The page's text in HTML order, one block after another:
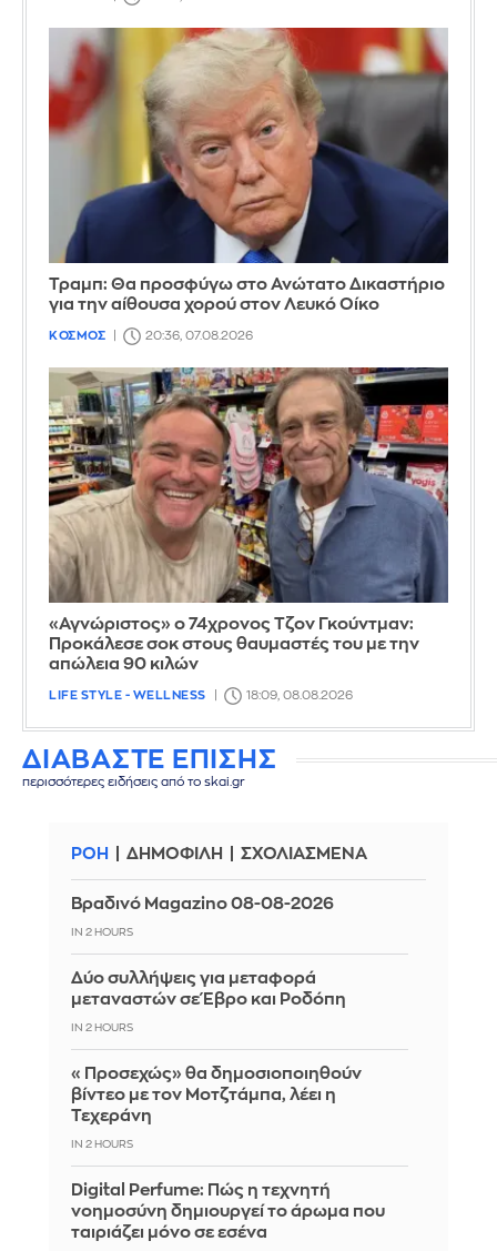
Τραμπ: Θα προσφύγω στο Ανώτατο Δικαστήριο
για την αίθουσα χορού στον Λευκό Οίκο
ΚΟΣΜΟΣ 20:36, 07.08.2026
«Αγνώριστος» ο 74χρονος Τζον Γκούντμαν:
Προκάλεσε σοκ στους θαυμαστές του με την
απώλεια 90 κιλών
LIFE STYLE - WELLNESS 18:09, 08.08.2026
ΔΙΑΒΑΣΤΕ ΕΠΙΣΗΣ
περισσότερες ειδήσεις από το skai.gr
ΡΟΗ ΔΗΜΟΦΙΛΗ ΣΧΟΛΙΑΣΜΕΝΑ
Βραδινό Magazino 08-08-2026
IN 2 HOURS
Δύο συλλήψεις για μεταφορά
μεταναστών σε Έβρο και Ροδόπη
IN 2 HOURS
«Προσεχώς» θα δημοσιοποιηθούν
βίντεο με τον Μοτζτάμπα, λέει η
Τεχεράνη
IN 2 HOURS
Digital Perfume: Πώς η τεχνητή
νοημοσύνη δημιουργεί το άρωμα που
ταιριάζει μόνο σε εσένα